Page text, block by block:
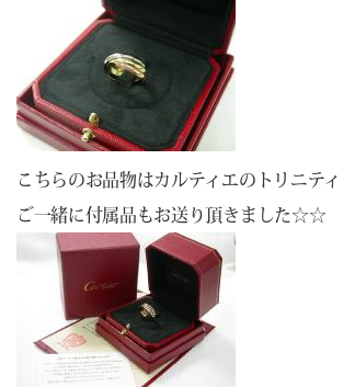
こちらのお品物はカルティエのトリニテ
ご一緒に付属品もお送り頂きました☆☆